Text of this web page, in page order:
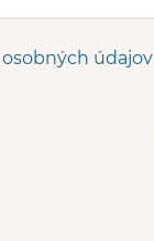
osobných údajov